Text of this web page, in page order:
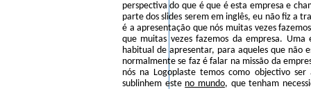
perspectiva do que é que é esta empresa e
parte dos slides serem em inglês, eu não fiz a
é a apresentação que nós muitas vezes
que muitas vezes fazemos da empresa.
habitual de apresentar, para aqueles que não
normalmente se faz é falar na missão da
nós na Logoplaste temos como objectivo
sublinhem este no mundo, que tenham